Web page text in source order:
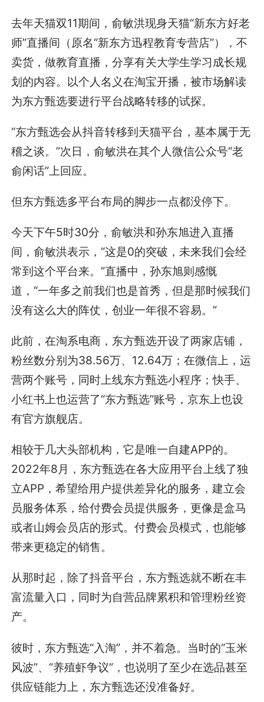
去年天猫双11期间，俞敏洪现身天猫“新东方好老
师”直播间（原名“新东方迅程教育专营店”），不
卖货，做教育直播，分享有关大学生学习成长规
划的内容。以个人名义在淘宝开播，被市场解读
为东方甄选要进行平台战略转移的试探。
“东方甄选会从抖音转移到天猫平台，基本属于无
稽之谈。”次日，俞敏洪在其个人微信公众号“老
俞闲话”上回应。
但东方甄选多平台布局的脚步一点都没停下。
今天下午5时30分，俞敏洪和孙东旭进入直播
间，俞敏洪表示，“这是0的突破，未来我们会经
常到这个平台来。”直播中，孙东旭则感慨
道，“一年多之前我们也是首秀，但是那时候我们
没有这么大的阵仗，创业一年很不容易。”
此前，在淘系电商，东方甄选开设了两家店铺，
粉丝数分别为38.56万、12.64万；在微信上，运
营两个账号，同时上线东方甄选小程序；快手、
小红书上也运营了“东方甄选”账号，京东上也设
有官方旗舰店。
相较于几大头部机构，它是唯一自建APP的。
2022年8月，东方甄选在各大应用平台上线了独
立APP，希望给用户提供差异化的服务，建立会
员服务体系，给付费会员提供服务，更像是盒马
或者山姆会员店的形式。付费会员模式，也能够
带来更稳定的销售。
从那时起，除了抖音平台，东方甄选就不断在丰
富流量入口，同时为自营品牌累积和管理粉丝资
产。
彼时，东方甄选“入淘”，并不着急。当时的“玉米
风波”、“养殖虾争议”，也说明了至少在选品甚至
供应链能力上，东方甄选还没准备好。